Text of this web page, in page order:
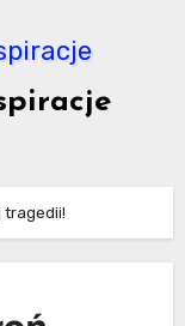
tragedii!